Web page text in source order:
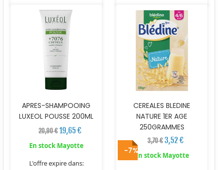
APRES-SHAMPOOING
LUXEOL POUSSE 200ML
20,90 €19,65 €
En stock Mayotte
L'offre expire dans:
CEREALES BLEDINE
NATURE 1ER AGE
250GRAMMES
3,70 €3,52 €
En stock Mayotte
-7%